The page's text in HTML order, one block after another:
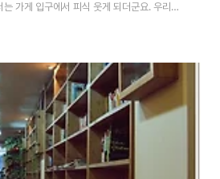
가게 입구에서 피식 웃게 되더군요. 우리가
곤 하는데 다방이라는 이름이 정겹게 느껴집
지만, 가게 전체 크기에 비해 주방의 크기가 넓
위한 공간, 놀이터 라고 할까요? 까페 매장은
우측에 각기다른 색깔의 탁자와 의자 3개씩으
과 도로 창가쪽으로 바(bar)에서 볼 수 있는 1